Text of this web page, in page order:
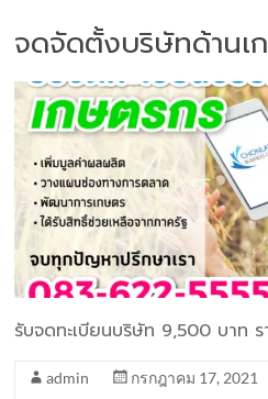
จดจัดตั้งบริษัทด้านเ
รับจดทะเบียนบริษัท 9,500 บาท ร
admin
กรกฎาคม 17, 2021